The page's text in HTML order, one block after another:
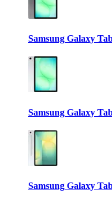
Samsung Galaxy
Samsung Galaxy
Samsung Galaxy